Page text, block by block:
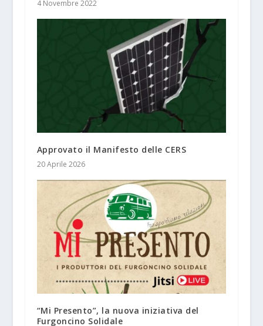
4 Novembre 2022
Approvato il Manifesto delle CERS
20 Aprile 2026
“Mi Presento”, la nuova iniziativa del
Furgoncino Solidale